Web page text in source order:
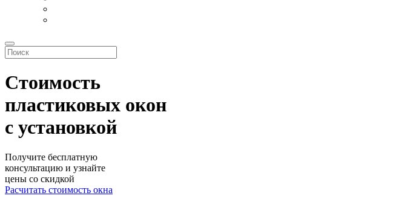
Стоимость
пластиковых окон
с установкой
Получите бесплатную
консультацию и узнайте
цены со скидкой
Расчитать стоимость окна